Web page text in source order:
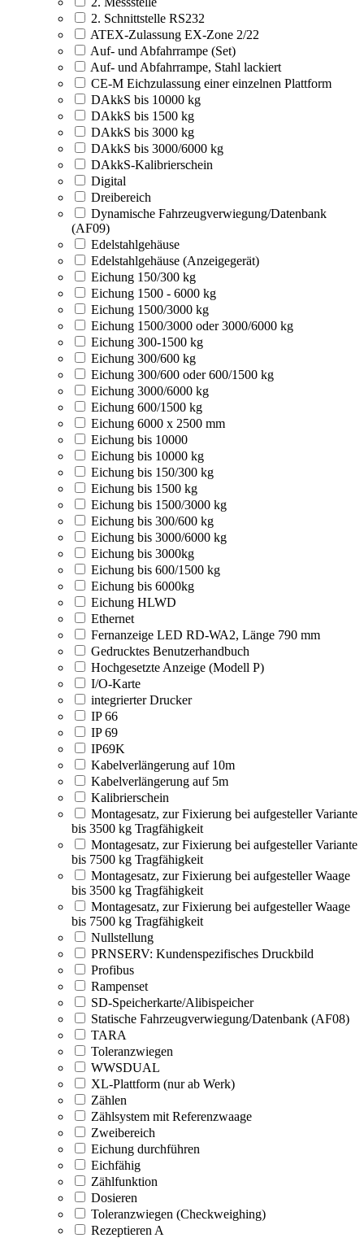
2. Schnittstelle RS232
ATEX-Zulassung EX-Zone 2/22
Auf- und Abfahrrampe (Set)
Auf- und Abfahrrampe, Stahl lackiert
CE-M Eichzulassung einer einzelnen Plattform
DAkkS bis 10000 kg
DAkkS bis 1500 kg
DAkkS bis 3000 kg
DAkkS bis 3000/6000 kg
DAkkS-Kalibrierschein
Digital
Dreibereich
Dynamische Fahrzeugverwiegung/Datenbank
(AF09)
Edelstahlgehäuse
Edelstahlgehäuse (Anzeigegerät)
Eichung 150/300 kg
Eichung 1500 - 6000 kg
Eichung 1500/3000 kg
Eichung 1500/3000 oder 3000/6000 kg
Eichung 300-1500 kg
Eichung 300/600 kg
Eichung 300/600 oder 600/1500 kg
Eichung 3000/6000 kg
Eichung 600/1500 kg
Eichung 6000 x 2500 mm
Eichung bis 10000
Eichung bis 10000 kg
Eichung bis 150/300 kg
Eichung bis 1500 kg
Eichung bis 1500/3000 kg
Eichung bis 300/600 kg
Eichung bis 3000/6000 kg
Eichung bis 3000kg
Eichung bis 600/1500 kg
Eichung bis 6000kg
Eichung HLWD
Ethernet
Fernanzeige LED RD-WA2, Länge 790 mm
Gedrucktes Benutzerhandbuch
Hochgesetzte Anzeige (Modell P)
I/O-Karte
integrierter Drucker
IP 66
IP 69
IP69K
Kabelverlängerung auf 10m
Kabelverlängerung auf 5m
Kalibrierschein
Montagesatz, zur Fixierung bei aufgesteller Variante
bis 3500 kg Tragfähigkeit
Montagesatz, zur Fixierung bei aufgesteller Variante
bis 7500 kg Tragfähigkeit
Montagesatz, zur Fixierung bei aufgesteller Waage
bis 3500 kg Tragfähigkeit
Montagesatz, zur Fixierung bei aufgesteller Waage
bis 7500 kg Tragfähigkeit
Nullstellung
PRNSERV: Kundenspezifisches Druckbild
Profibus
Rampenset
SD-Speicherkarte/Alibispeicher
Statische Fahrzeugverwiegung/Datenbank (AF08)
TARA
Toleranzwiegen
WWSDUAL
XL-Plattform (nur ab Werk)
Zählen
Zählsystem mit Referenzwaage
Zweibereich
Eichung durchführen
Eichfähig
Zählfunktion
Dosieren
Toleranzwiegen (Checkweighing)
Rezeptieren A